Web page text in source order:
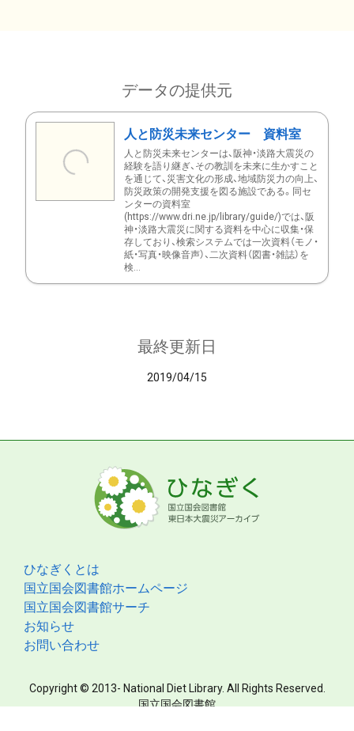
データの提供元
人と防災未来センター 資料室
人と防災未来センターは、阪神・淡路大震災の
経験を語り継ぎ、その教訓を未来に生かすこと
を通じて、災害文化の形成、地域防災力の向上、
防災政策の開発支援を図る施設である。同セ
ンターの資料室
(https://www.dri.ne.jp/library/guide/)では、阪
神・淡路大震災に関する資料を中心に収集・保
存しており、検索システムでは一次資料（モノ・
紙・写真・映像音声）、二次資料（図書・雑誌）を
検...
最終更新日
2019/04/15
ひなぎくとは
国立国会図書館ホームページ
国立国会図書館サーチ
お知らせ
お問い合わせ
Copyright © 2013- National Diet Library. All Rights Reserved.